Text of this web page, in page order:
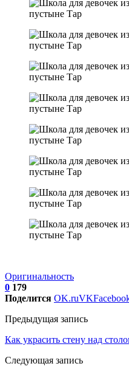
Оригинальность
0 179
Поделится OK.ruVK
Предыдущая запись
Как украсить стену над
Следующая запись